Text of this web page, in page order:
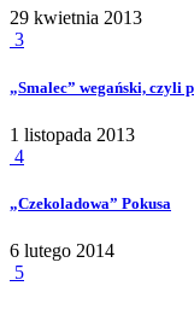
29 kwietnia 2013
3
„Smalec” wegański, czyli
1 listopada 2013
4
„Czekoladowa” Pokusa
6 lutego 2014
5